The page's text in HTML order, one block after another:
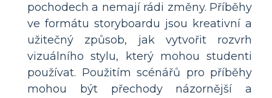
pochodech a nemají rádi změny. Příběhy
ve formátu storyboardu jsou kreativní a
užitečný způsob, jak vytvořit rozvrh
vizuálního stylu, který mohou studenti
používat. Použitím scénářů pro příběhy
mohou být přechody názornější a